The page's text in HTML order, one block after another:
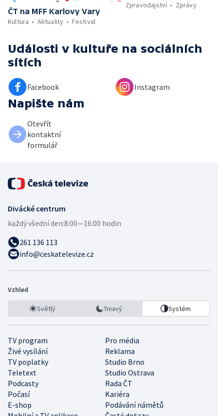
ČT na MFF Karlovy Vary
Kultura
Aktuality Festival
Zpravodajství
Zprávy
Události v kultuře na sociálních
sítích
Facebook Instagram
Napište nám
Otevřít
kontaktní
formulář
Divácké centrum
každý všední den:8:00—16:00 hodin
261 136 113
info@ceskatelevize.cz
Vzhled
Světlý Tmavý Systém
TV program
Pro média
Živé vysílání
Reklama
TV poplatky
Studio Brno
Teletext
Studio Ostrava
Podcasty
Rada ČT
Počasí
Kariéra
E-shop
Podávání námětů